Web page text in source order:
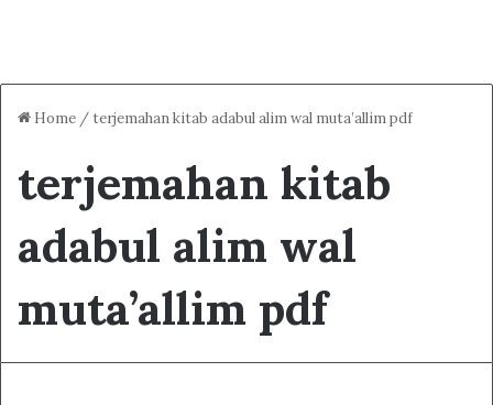
Home / terjemahan kitab adabul alim wal muta’allim pdf
terjemahan kitab
adabul alim wal
muta’allim pdf